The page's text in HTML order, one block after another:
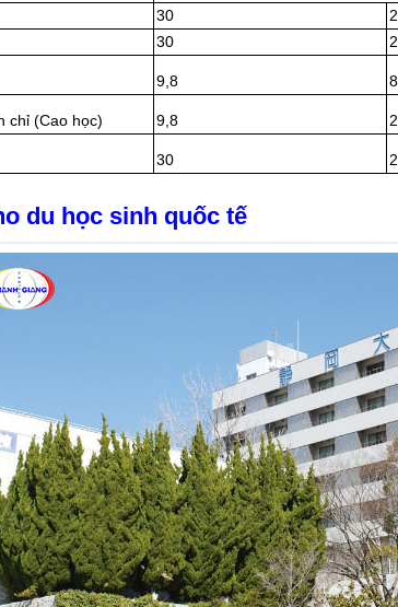
30
30
9,8
chỉ (Cao học) 9,8
30
du học sinh quốc tế